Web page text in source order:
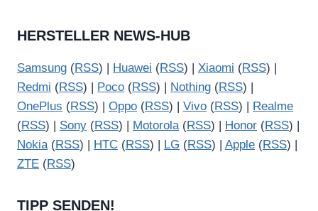
HERSTELLER NEWS-HUB
Samsung (RSS) | Huawei (RSS) | Xiaomi (RSS) |
Redmi (RSS) | Poco (RSS) | Nothing (RSS) |
OnePlus (RSS) | Oppo (RSS) | Vivo (RSS) |
Realme
(RSS) | Sony (RSS) | Motorola(RSS) | Honor (RSS) |
Nokia(RSS) | HTC (RSS) | LG (RSS) | Apple (RSS) |
ZTE (RSS)
TIPP SENDEN!